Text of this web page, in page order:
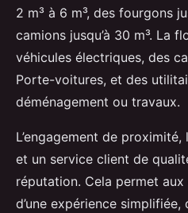
2 m³ à 6 m³, des fourgons
camions jusqu’à 30 m³. La
véhicules électriques, des
Porte-voitures, et des
déménagement ou travaux.
L’engagement de
et un service client de
réputation. Cela permet
d’une expérience